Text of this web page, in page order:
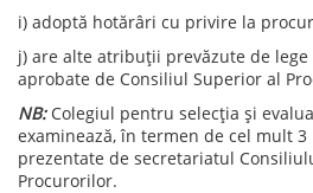
i) adoptă hotărâri cu privire la
j) are alte atribuții prevăzute de
aprobate de Consiliul Superior al
NB:Colegiul pentru selecția și
examinează, în termen de cel mult
prezentate de secretariatul
Procurorilor.